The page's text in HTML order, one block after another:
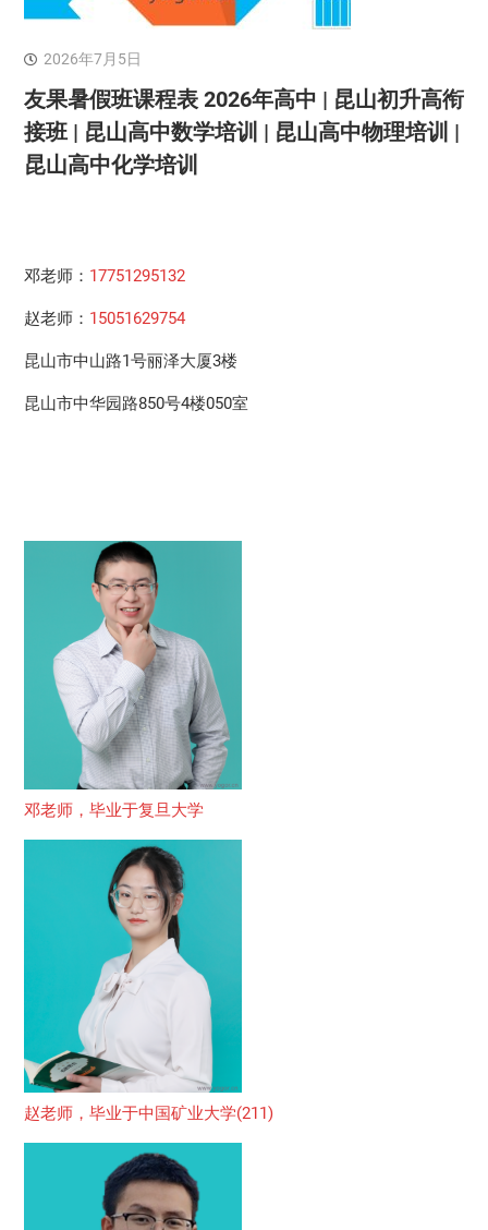
2026年7月5日
友果暑假班课程表 2026年高中 | 昆山初升高衔
接班 | 昆山高中数学培训 | 昆山高中物理培训 |
昆山高中化学培训
邓老师： 17751295132
赵老师： 15051629754
昆山市中山路1号丽泽大厦3楼
昆山市中华园路850号4楼050室
邓老师，毕业于复旦大学
赵老师，毕业于中国矿业大学(211)